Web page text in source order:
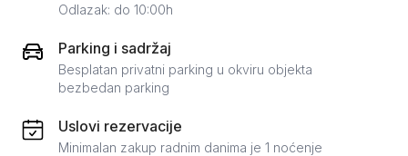
Odlazak: do 10:00h
Parking i sadržaj
Besplatan privatni parking u okviru objekta
bezbedan parking
Uslovi rezervacije
Minimalan zakup radnim danima je 1 noćenje